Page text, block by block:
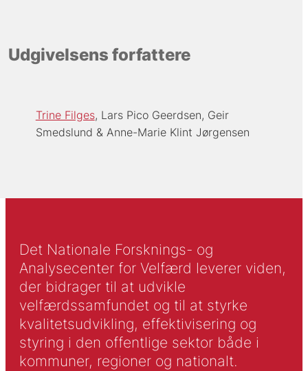
Udgivelsens forfattere
Trine Filges Lars Pico Geerdsen Geir
Smedslund
Anne-Marie Klint Jørgensen
Det Nationale Forsknings- og
Analysecenter for Velfærd leverer viden,
der bidrager til at udvikle
velfærdssamfundet og til at styrke
kvalitetsudvikling, effektivisering og
styring i den offentlige sektor både i
kommuner, regioner og nationalt.